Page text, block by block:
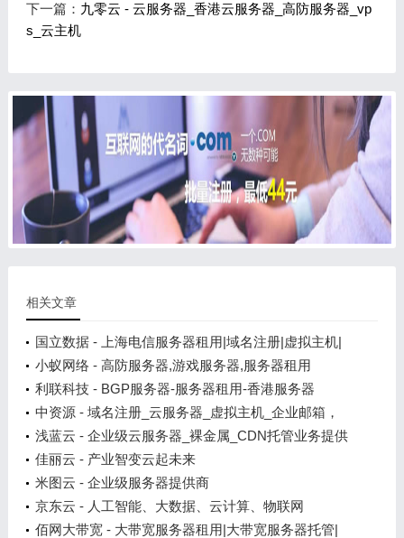
下一篇： 九零云 - 云服务器_香港云服务器_高防服务器_vp
s_云主机
相关文章
国立数据 - 上海电信服务器租用|域名注册|虚拟主机|
企业邮局
小蚁网络 - 高防服务器,游戏服务器,服务器租用
利联科技 - BGP服务器-服务器租用-香港服务器
中资源 - 域名注册_云服务器_虚拟主机_企业邮箱，
互联网基础资源一站式服务！
浅蓝云 - 企业级云服务器_裸金属_CDN托管业务提供
商
佳丽云 - 产业智变云起未来
米图云 - 企业级服务器提供商
京东云 - 人工智能、大数据、云计算、物联网
佰网大带宽 - 大带宽服务器租用|大带宽服务器托管|